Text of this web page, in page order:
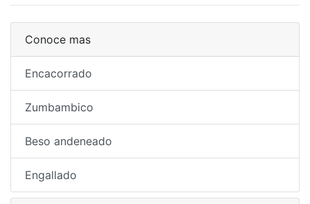
Conoce mas
Encacorrado
Zumbambico
Beso andeneado
Engallado